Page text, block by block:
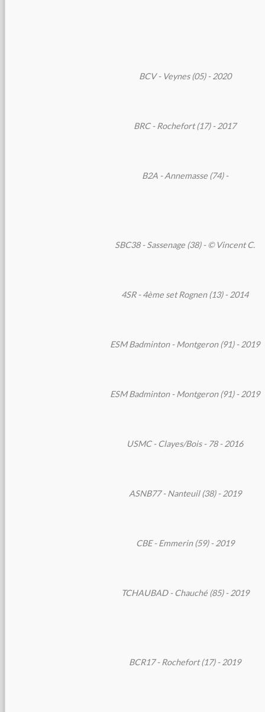
BCV - Veynes (05) - 2020
BRC - Rochefort (17) - 2017
B2A - Annemasse (74) -
SBC38 - Sassenage (38) - © Vincent C.
4SR - 4ème set Rognen (13) - 2014
ESM Badminton - Montgeron (91) - 2019
ESM Badminton - Montgeron (91) - 2019
USMC - Clayes/Bois - 78 - 2016
ASNB77 - Nanteuil (38) - 2019
CBE - Emmerin (59) - 2019
TCHAUBAD - Chauché (85) - 2019
BCR17 - Rochefort (17) - 2019